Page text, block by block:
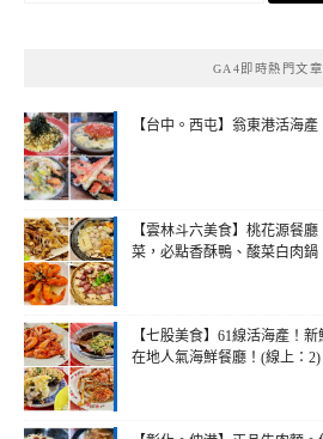
GA4即時熱門文章
【台中。西屯】翁東港活海
【雲林斗六美食】桃花源餐
菜，必點香酥鴨、酸菜白肉鍋
【七股美食】61線活海產！
在地人氣海鮮餐廳！(線上：2)